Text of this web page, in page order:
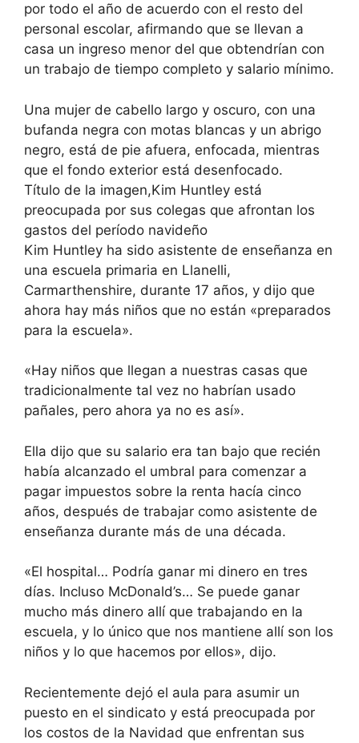
por todo el año de acuerdo con el resto del
personal escolar, afirmando que se llevan a
casa un ingreso menor del que obtendrían con
un trabajo de tiempo completo y salario mínimo.
Una mujer de cabello largo y oscuro, con una
bufanda negra con motas blancas y un abrigo
negro, está de pie afuera, enfocada, mientras
que el fondo exterior está desenfocado.
Título de la imagen,Kim Huntley está
preocupada por sus colegas que afrontan los
gastos del período navideño
Kim Huntley ha sido asistente de enseñanza en
una escuela primaria en Llanelli,
Carmarthenshire, durante 17 años, y dijo que
ahora hay más niños que no están «preparados
para la escuela».
«Hay niños que llegan a nuestras casas que
tradicionalmente tal vez no habrían usado
pañales, pero ahora ya no es así».
Ella dijo que su salario era tan bajo que recién
había alcanzado el umbral para comenzar a
pagar impuestos sobre la renta hacía cinco
años, después de trabajar como asistente de
enseñanza durante más de una década.
«El hospital… Podría ganar mi dinero en tres
días. Incluso McDonald’s… Se puede ganar
mucho más dinero allí que trabajando en la
escuela, y lo único que nos mantiene allí son los
niños y lo que hacemos por ellos», dijo.
Recientemente dejó el aula para asumir un
puesto en el sindicato y está preocupada por
los costos de la Navidad que enfrentan sus